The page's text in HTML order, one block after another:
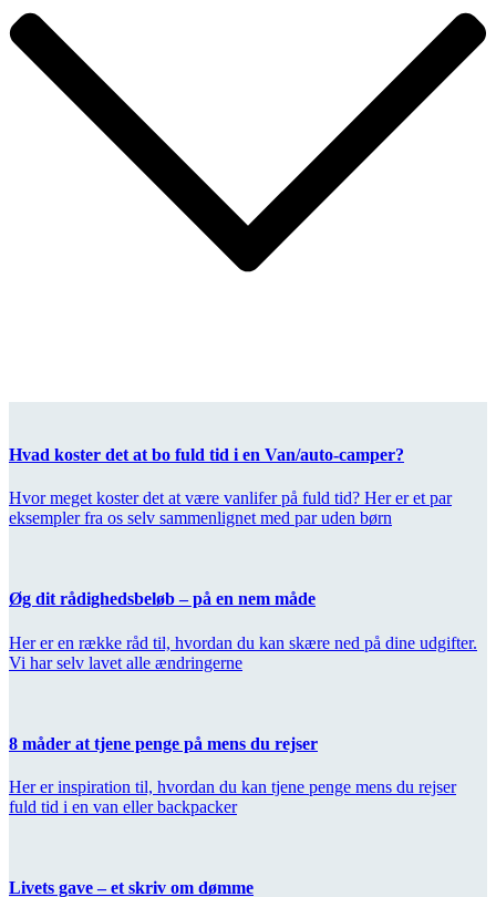
Hvad koster det at bo fuld tid i en Van/auto-camper?
Hvor meget koster det at være vanlifer på fuld tid? Her er et par
eksempler fra os selv sammenlignet med par uden børn
Øg dit rådighedsbeløb – på en nem måde
Her er en række råd til, hvordan du kan skære ned på dine udgifter.
Vi har selv lavet alle ændringerne
8 måder at tjene penge på mens du rejser
Her er inspiration til, hvordan du kan tjene penge mens du rejser
fuld tid i en van eller backpacker
Livets gave – et skriv om dømme